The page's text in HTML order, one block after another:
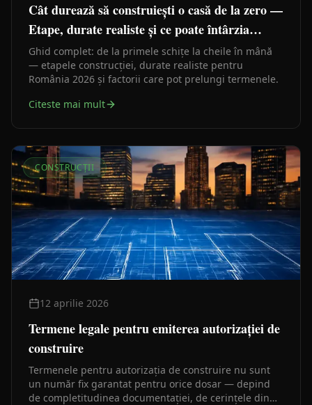
Cât durează să construiești o casă de la zero —
Etape, durate realiste și ce poate întârzia
lucrările
Ghid complet: de la primele schițe la cheile în mână
— etapele construcției, durate realiste pentru
România 2026 și factorii care pot prelungi termenele.
Citeste mai mult
CONSTRUCȚII
12 aprilie 2026
Termene legale pentru emiterea autorizației de
construire
Termenele pentru autorizația de construire nu sunt
un număr fix garantat pentru orice dosar — depind
de completitudinea documentației, de cerințele din